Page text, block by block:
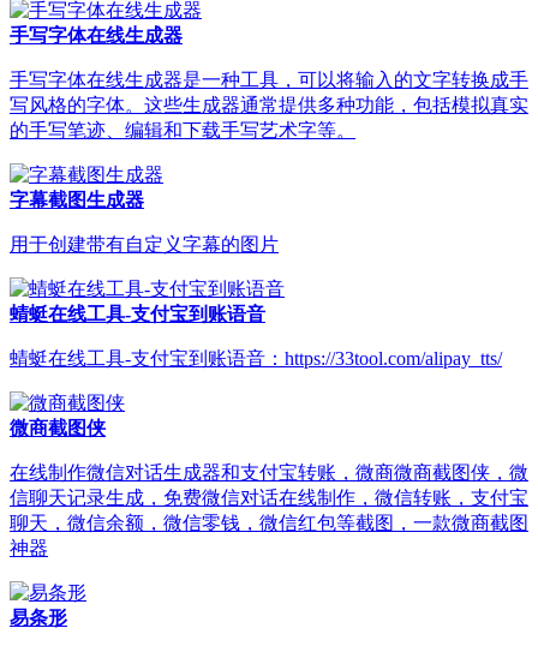
手写字体在线生成器
手写字体在线生成器是一种工具，可以将输入的文字转换成手
写风格的字体。这些生成器通常提供多种功能，包括模拟真实
的手写笔迹、编辑和下载手写艺术字等。
字幕截图生成器
用于创建带有自定义字幕的图片
蜻蜓在线工具-支付宝到账语音
蜻蜓在线工具-支付宝到账语音：https://33tool.com/alipay_tts/
微商截图侠
在线制作微信对话生成器和支付宝转账，微商微商截图侠，微
信聊天记录生成，免费微信对话在线制作，微信转账，支付宝
聊天，微信余额，微信零钱，微信红包等截图，一款微商截图
神器
易条形